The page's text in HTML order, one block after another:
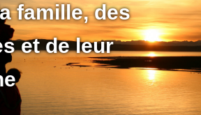
famille, des
et de leur